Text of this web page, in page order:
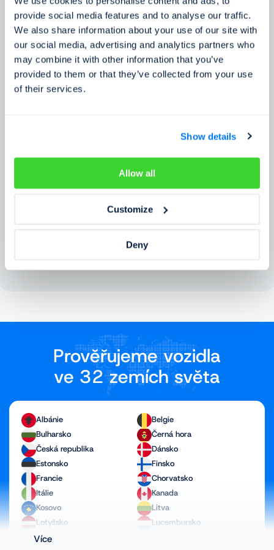
provide social media features and to analyse our traffic.
We also share information about your use of our site with
our social media, advertising and analytics partners who
may combine it with other information that you’ve
provided to them or that they’ve collected from your use
of their services.
Show details
Allow all
Customize
Deny
Zkušenosti zákazníků
Zjistěte, co o našem prověření říkají lidé
Prověřujeme vozidla
ve 32 zemích světa
Albánie
Belgie
Bulharsko
Černá hora
Česká republika
Dánsko
Estonsko
Finsko
Francie
Chorvatsko
Itálie
Kanada
Kosovo
Litva
Lotyšsko
Lucembursko
Maďarsko
Více